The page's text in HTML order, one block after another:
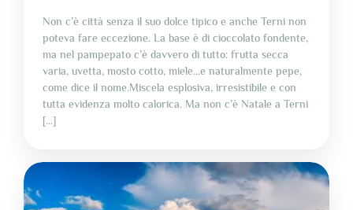
Non c’è città senza il suo dolce tipico e anche Terni non
poteva fare eccezione. La base è di cioccolato fondente,
ma nel pampepato c’è davvero di tutto: frutta secca
varia, uvetta, mosto cotto, miele…e naturalmente pepe,
come dice il nome.Miscela esplosiva, irresistibile e con
tutta evidenza molto calorica. Ma non c’è Natale a Terni
[…]